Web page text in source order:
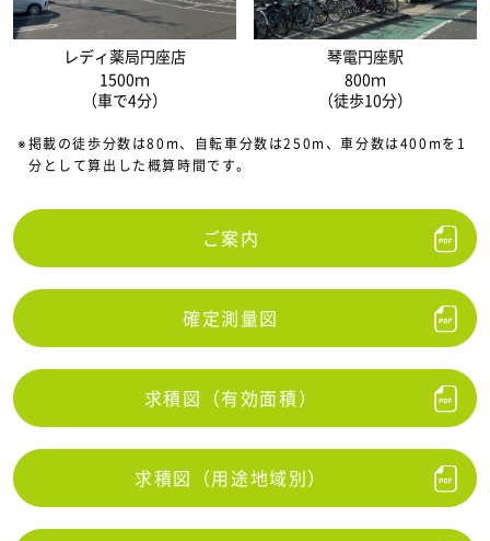
レディ薬局円座店
1500ｍ
（車で4分）
琴電円座駅
800ｍ
（徒歩10分）
※掲載の徒歩分数は80m、自転車分数は250m、車分数は400mを1
分として算出した概算時間です。
ご案内
確定測量図
求積図（有効面積）
求積図（用途地域別）